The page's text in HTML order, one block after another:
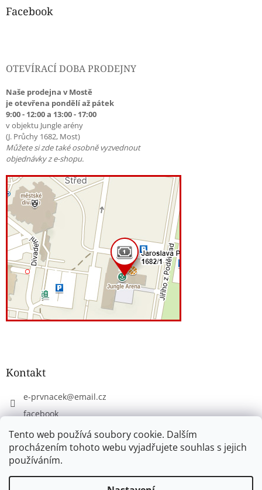
Tento web používá soubory cookie. Dalším
procházením tohoto webu vyjadřujete souhlas s jejich
používáním.
Facebook
OTEVÍRACÍ DOBA PRODEJNY
Naše prodejna v Mostě
je otevřena pondělí až pátek
9:00 - 12:00 a 13:00 - 17:00
v objektu Jungle arény
(J. Průchy 1682, Most)
Můžete si zde také osobně vyzvednout
objednávky z e-shopu.
Kontakt
e-prvnacek@email.cz
facebook
eprvnacek